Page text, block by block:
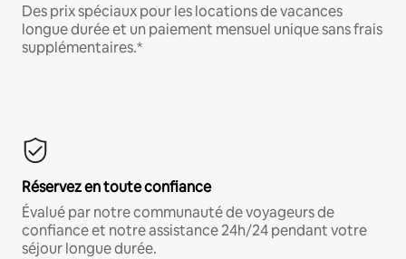
Des prix spéciaux pour les locations de vacances
longue durée et un paiement mensuel unique sans frais
supplémentaires.*
Réservez en toute confiance
Évalué par notre communauté de voyageurs de
confiance et notre assistance 24h/24 pendant votre
séjour longue durée.